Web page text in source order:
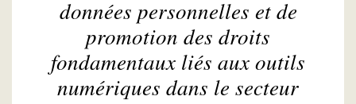
données personnelles et de
promotion des droits
fondamentaux liés aux outils
numériques dans le secteur